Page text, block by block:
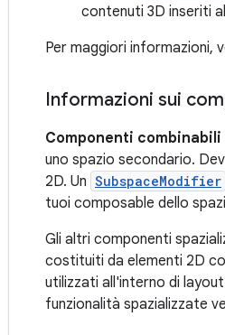
contenuti 3D inseriti
Per maggiori informazioni,
Informazioni sui
Componenti
uno spazio secondario.
2D. Un SubspaceModifier
tuoi composable dello
Gli altri componenti
costituiti da elementi 2D
utilizzati all'interno di
funzionalità spazializzate